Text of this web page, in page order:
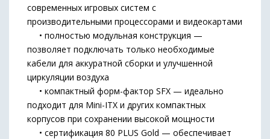
современных игровых систем с
производительными процессорами и видеокартами
• полностью модульная конструкция —
позволяет подключать только необходимые
кабели для аккуратной сборки и улучшенной
циркуляции воздуха
• компактный форм-фактор SFX — идеально
подходит для Mini-ITX и других компактных
корпусов при сохранении высокой мощности
• сертификация 80 PLUS Gold — обеспечивает